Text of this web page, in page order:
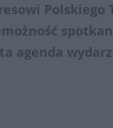
Polskiego
agenda